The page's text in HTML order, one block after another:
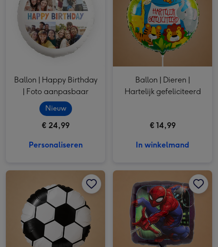
Ballon | Happy Birthday
| Foto aanpasbaar
Nieuw
€ 24,99
Personaliseren
Ballon | Dieren |
Hartelijk gefeliciteerd
€ 14,99
In winkelmand
Ballon | Voetbal afbeelding 2